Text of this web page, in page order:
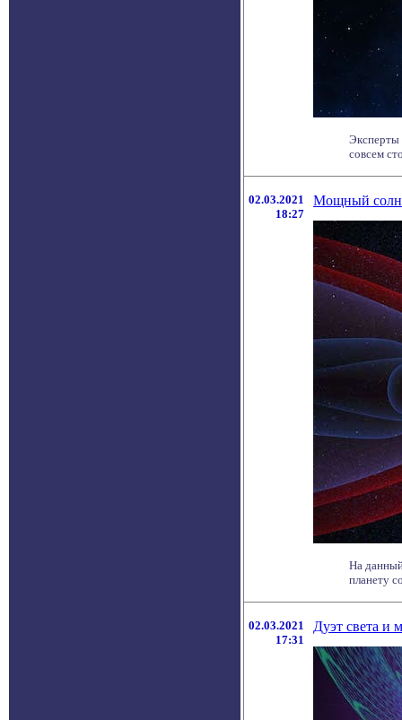
Эксперты
совсем
02.03.2021
18:27
Мощный
На
планету
02.03.2021
17:31
Дуэт света и